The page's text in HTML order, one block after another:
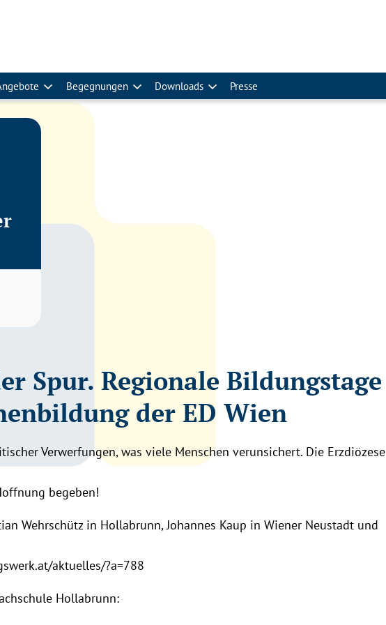
Begegnungen Downloads Presse
Spur. Regionale Bildungstage
der ED Wien
Verwerfungen, was viele Menschen verunsichert. Die Erzdiözese
begeben!
Wehrschütz in Hollabrunn, Johannes Kaup in Wiener Neustadt und
aktuelles/?a=788
Hollabrunn: